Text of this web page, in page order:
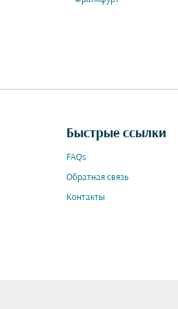
Быстрые ссылки
FAQs
Обратная связь
Контакты